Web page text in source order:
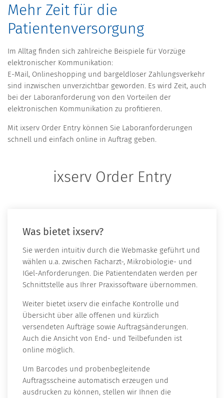
Mehr Zeit für die
Patientenversorgung
Im Alltag finden sich zahlreiche Beispiele für Vorzüge
elektronischer Kommunikation:
E-Mail, Onlineshopping und bargeldloser Zahlungsverkehr
sind inzwischen unverzichtbar geworden. Es wird Zeit, auch
bei der Laboranforderung von den Vorteilen der
elektronischen Kommunikation zu profitieren.
Mit ixserv Order Entry können Sie Laboranforderungen
schnell und einfach online in Auftrag geben.
ixserv Order Entry
Was bietet ixserv?
Sie werden intuitiv durch die Webmaske geführt und
wählen u.a. zwischen Facharzt-, Mikrobiologie- und
IGel-Anforderungen. Die Patientendaten werden per
Schnittstelle aus Ihrer Praxissoftware übernommen.
Weiter bietet ixserv die einfache Kontrolle und
Übersicht über alle offenen und kürzlich
versendeten Aufträge sowie Auftragsänderungen.
Auch die Ansicht von End- und Teilbefunden ist
online möglich.
Um Barcodes und probenbegleitende
Auftragsscheine automatisch erzeugen und
ausdrucken zu können, stellen wir Ihnen die